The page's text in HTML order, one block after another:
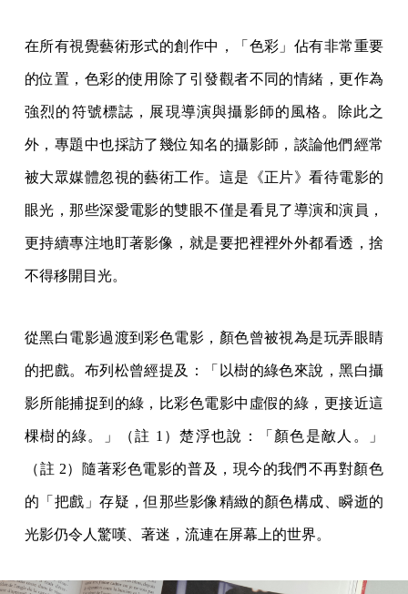
在所有視覺藝術形式的創作中，「色彩」佔有非常重要
的位置，色彩的使用除了引發觀者不同的情緒，更作為
強烈的符號標誌，展現導演與攝影師的風格。除此之
外，專題中也採訪了幾位知名的攝影師，談論他們經常
被大眾媒體忽視的藝術工作。這是《正片》看待電影的
眼光，那些深愛電影的雙眼不僅是看見了導演和演員，
更持續專注地盯著影像，就是要把裡裡外外都看透，捨
不得移開目光。
從黑白電影過渡到彩色電影，顏色曾被視為是玩弄眼睛
的把戲。布列松曾經提及：「以樹的綠色來說，黑白攝
影所能捕捉到的綠，比彩色電影中虛假的綠，更接近這
棵樹的綠。」（註 1）楚浮也說：「顏色是敵人。」
（註 2）隨著彩色電影的普及，現今的我們不再對顏色
的「把戲」存疑，但那些影像精緻的顏色構成、瞬逝的
光影仍令人驚嘆、著迷，流連在屏幕上的世界。